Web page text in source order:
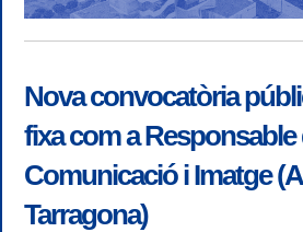
Nova convocatòria
fixa com a Responsable
Comunicació i Imatge
Tarragona)